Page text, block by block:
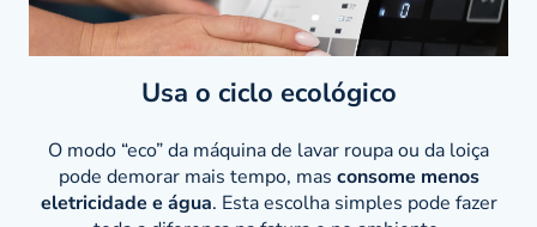
Usa o ciclo ecológico
O modo “eco” da máquina de lavar roupa ou da loiça
pode demorar mais tempo, mas consome menos
eletricidade e água. Esta escolha simples pode fazer